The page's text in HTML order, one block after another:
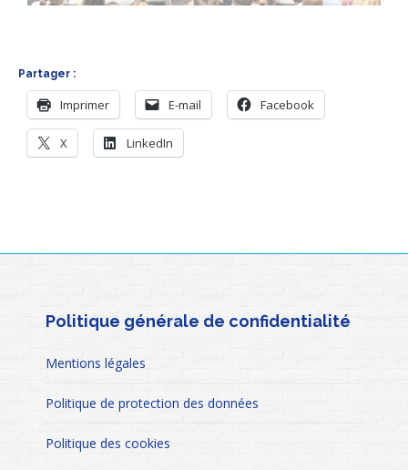
Partager :
Imprimer E-mail Facebook
X LinkedIn
Politique générale de confidentialité
Mentions légales
Politique de protection des données
Politique des cookies